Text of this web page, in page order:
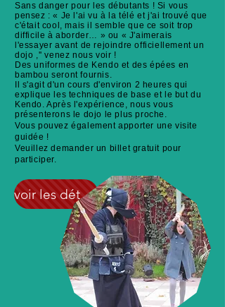
Sans danger pour les débutants ! Si vous
pensez : « Je l'ai vu à la télé et j'ai trouvé que
c'était cool, mais il semble que ce soit trop
difficile à aborder… » ou « J'aimerais
l'essayer avant de rejoindre officiellement un
dojo ,'' venez nous voir !
Des uniformes de Kendo et des épées en
bambou seront fournis.
Il s'agit d'un cours d'environ 2 heures qui
explique les techniques de base et le but du
Kendo. Après l'expérience, nous vous
présenterons le dojo le plus proche.
Vous pouvez également apporter une visite
guidée !
Veuillez demander un billet gratuit pour
participer.
voir les détails